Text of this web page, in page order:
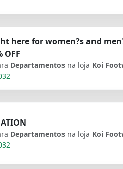
here for women?s and
OFF
Departamentos na loja Koi
Departamentos na loja Koi